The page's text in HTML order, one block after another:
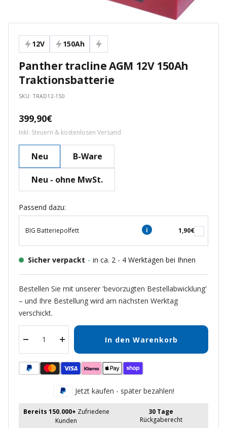
12V 150Ah
Panther tracline AGM 12V 150Ah
Traktionsbatterie
SKU:TRAD12-150
Angebotspreis
399,90€
Inkl. Steuern & kostenlosen Versand
Neu B-Ware
Neu - ohne MwSt.
Passend dazu:
BIG Batteriepolfett 1,90€
Sicher verpackt - in ca. 2 - 4 Werktagen bei Ihnen
Bestellen Sie mit unserer 'bevorzugten Bestellabwicklung'
– und Ihre Bestellung wird am nächsten Werktag
verschickt.
Menge
verringern
Menge
erhöhen
In den Warenkorb
Jetzt kaufen - später bezahlen!
Bereits 150.000+ Zufriedene
Kunden
30 Tage
Rückgaberecht